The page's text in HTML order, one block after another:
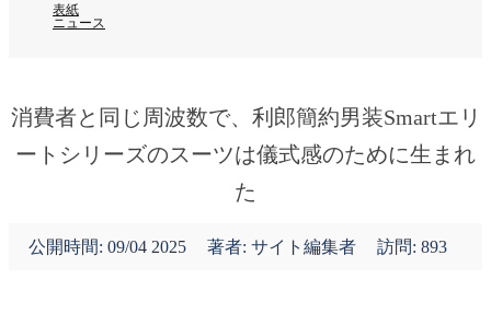
表紙
ニュース
消費者と同じ周波数で、利郎簡約男装Smartエリ
ートシリーズのスーツは儀式感のために生まれ
た
公開時間: 09/04 2025 著者: サイト編集者 訪問: 893